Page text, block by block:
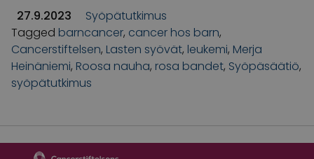
27.9.2023
Syöpätutkimus
Tagged barncancer, cancer hos barn,
Cancerstiftelsen, Lasten syövät, leukemi, Merja
Heinäniemi, Roosa nauha, rosa bandet, Syöpäsäätiö,
syöpätutkimus